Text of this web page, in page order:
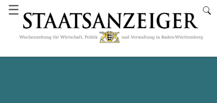
☰